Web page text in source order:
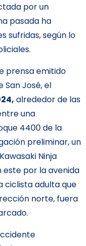
por un
pasada ha
sufridas, según lo
prensa emitido
José, el
alrededor de las
una
4400 de la
preliminar, un
Ninja
este por la avenida
ciclista adulta que
norte, fuera